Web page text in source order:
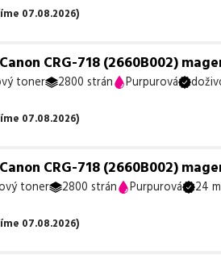
07.08.2026)
CRG-718 (2660B002)
toner 2800 strán Purpurová
07.08.2026)
CRG-718 (2660B002)
toner 2800 strán Purpurová 24
07.08.2026)